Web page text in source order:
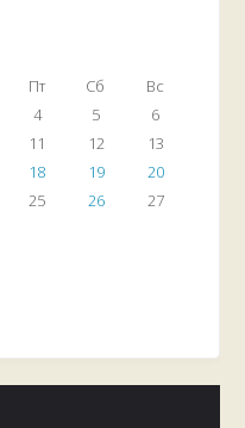
Пт Сб
Вс
4 5
6
11 12
13
18 19
20
25 26
27